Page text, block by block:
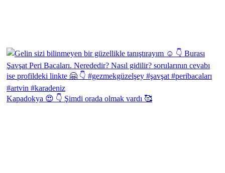
Kapadokya 😍 👇 Şimdi orada olmak vardı 🥰